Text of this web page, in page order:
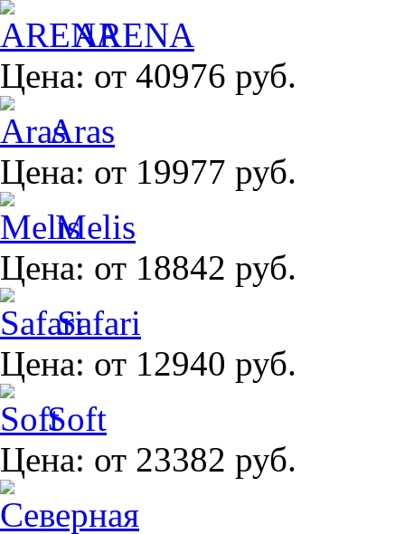
ARENA
Цена: от 40976 руб.
Aras
Цена: от 19977 руб.
Melis
Цена: от 18842 руб.
Safari
Цена: от 12940 руб.
Soft
Цена: от 23382 руб.